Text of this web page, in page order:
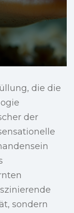
die die
der
sondern